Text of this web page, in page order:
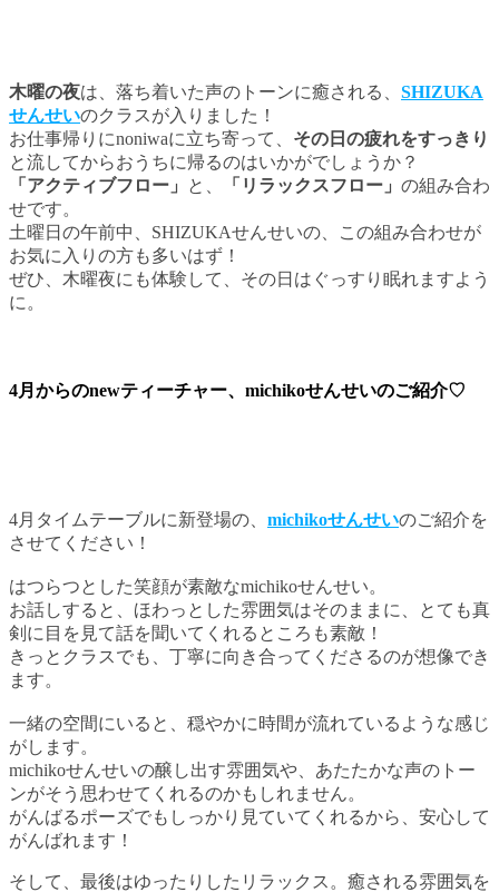
木曜の夜は、落ち着いた声のトーンに癒される、 SHIZUKA
せんせいのクラスが入りました！
お仕事帰りにnoniwaに立ち寄って、 その日の疲れをすっきり
と流してからおうちに帰るのはいかがでしょうか？
「アクティブフロー」
と、 「リラックスフロー」 の組み合わ
せです。
土曜日の午前中、SHIZUKAせんせいの、この組み合わせが
お気に入りの方も多いはず！
ぜひ、木曜夜にも体験して、その日はぐっすり眠れますよう
に。
4月からのnewティーチャー、michikoせんせいのご紹介♡
4月タイムテーブルに新登場の、 michikoせんせいのご紹介を
させてください！
はつらつとした笑顔が素敵なmichikoせんせい。
お話しすると、ほわっとした雰囲気はそのままに、とても真
剣に目を見て話を聞いてくれるところも素敵！
きっとクラスでも、丁寧に向き合ってくださるのが想像でき
ます。
一緒の空間にいると、穏やかに時間が流れているような感じ
がします。
michikoせんせいの醸し出す雰囲気や、あたたかな声のトー
ンがそう思わせてくれるのかもしれません。
がんばるポーズでもしっかり見ていてくれるから、安心して
がんばれます！
そして、最後はゆったりしたリラックス。癒される雰囲気を